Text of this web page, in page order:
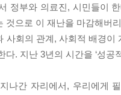
정부와 의료진, 시민들이
것으로 이 재난을 마감해버
사회의 관계, 사회적 배경
다. 지난 3년의 시간을 ‘성공
나간 자리에서, 우리에게